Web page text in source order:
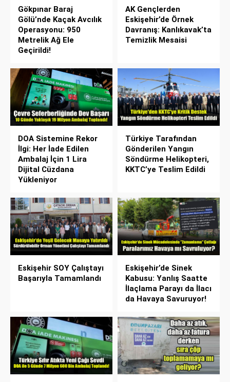
Gökpınar Baraj
Gölü’nde Kaçak Avcılık
Operasyonu: 950
Metrelik Ağ Ele
Geçirildi!
AK Gençlerden
Eskişehir’de Örnek
Davranış: Kanlıkavak’ta
Temizlik Mesaisi
DOA Sistemine Rekor
İlgi: Her İade Edilen
Ambalaj İçin 1 Lira
Dijital Cüzdana
Yükleniyor
Türkiye Tarafından
Gönderilen Yangın
Söndürme Helikopteri,
KKTC’ye Teslim Edildi
Eskişehir SOY Çalıştayı
Başarıyla Tamamlandı
Eskişehir’de Sinek
Kabusu: Yanlış Saatte
İlaçlama Parayı da İlacı
da Havaya Savuruyor!